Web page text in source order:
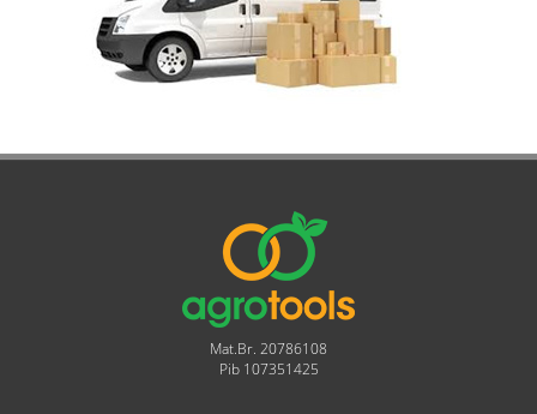
Mat.Br. 20786108
Pib 107351425